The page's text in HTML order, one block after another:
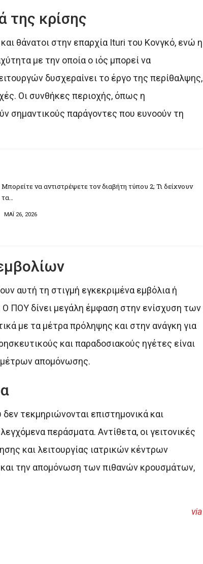
της κρίσης
θάνατοι στην επαρχία Ituri του Κονγκό, ενώ η
με την οποία ο ιός μπορεί να
δυσχεραίνει το έργο της περίθαλψης,
Οι συνθήκες περιοχής, όπως η
σημαντικούς παράγοντες που ευνοούν τη
Μπορείτε να αντιστρέψετε τον διαβήτη τύπου 2; Τι δείχνουν
τα…
ΜΑΪ 26, 2026
αυτή τη στιγμή εγκεκριμένα εμβόλια ή
Ο ΠΟΥ δίνει μεγάλη έμφαση στην ενίσχυση των
με τα μέτρα πρόληψης και στην ανάγκη για
και παραδοσιακούς ηγέτες είναι
μέτρων απομόνωσης.
τεκμηριώνονται επιστημονικά και
περάσματα. Αντίθετα, οι γειτονικές
και λειτουργίας ιατρικών κέντρων
και την απομόνωση των πιθανών κρουσμάτων,
via